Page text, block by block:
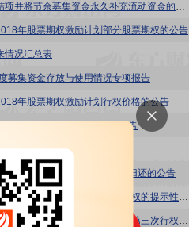
江海股份:南通江海电容器股份有限公司关于募投项目结项并将节余募集资金永久补充流动资金的公告
年股票期权激励计划部分股票期权的公告
情况汇总表
募集资金存放与使用情况专项报告
年股票期权激励计划行权价格的公告
集资金暂时补充流动资金的公告
募集资金补充流动资金到期归还的公告
江海股份:南通江海电容器股份有限公司2018年股票期权激励计划第五个行权期自主行权的提示性公告
江海股份:南通江海电容器股份有限公司关于2018年股票期权激励计划第三个考核年度第三次行权期行权条件成就的公告